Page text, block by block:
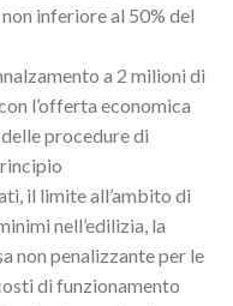
inferiore al 50% del
a 2 milioni di
l’offerta economica
procedure di
il limite all’ambito di
nell’edilizia, la
non penalizzante per le
di funzionamento